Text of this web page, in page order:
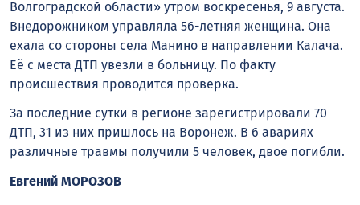
Волгоградской области» утром воскресенья, 9 августа.
Внедорожником управляла 56-летняя женщина. Она
ехала со стороны села Манино в направлении Калача.
Её с места ДТП увезли в больницу. По факту
происшествия проводится проверка.
За последние сутки в регионе зарегистрировали 70
ДТП, 31 из них пришлось на Воронеж. В 6 авариях
различные травмы получили 5 человек, двое погибли.
Евгений МОРОЗОВ